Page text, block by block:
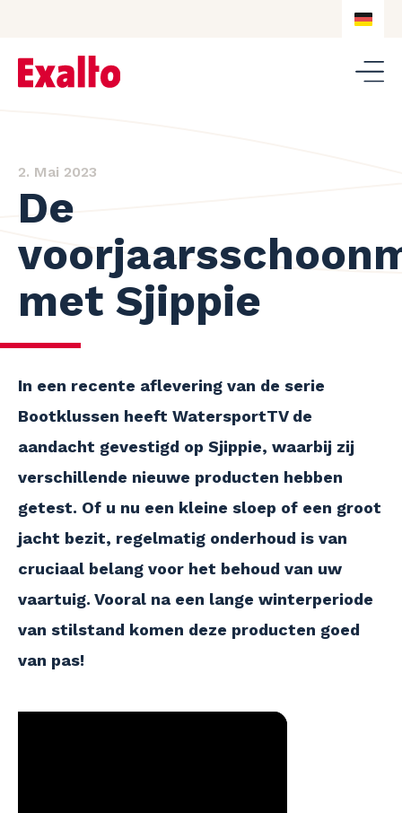
DE
2. Mai 2023
De
met Sjippie
In een recente aflevering van de serie
Bootklussen heeft WatersportTV de
aandacht gevestigd op Sjippie, waarbij zij
verschillende nieuwe producten hebben
getest. Of u nu een kleine sloep of een groot
jacht bezit, regelmatig onderhoud is van
cruciaal belang voor het behoud van uw
vaartuig. Vooral na een lange winterperiode
van stilstand komen deze producten goed
van pas!